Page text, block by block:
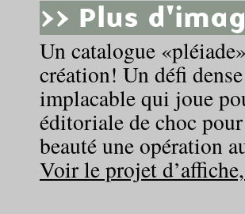
>> Plus
Un catalogue
création! Un défi
implacable qui joue
éditoriale de choc
beauté une opération
Voir le projet